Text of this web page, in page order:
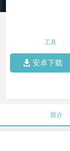
工具
安卓下载
简介